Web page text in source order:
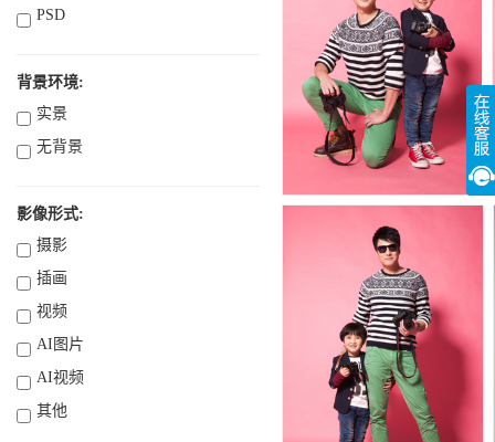
PSD
背景环境:
实景
无背景
影像形式:
摄影
插画
视频
AI图片
AI视频
其他